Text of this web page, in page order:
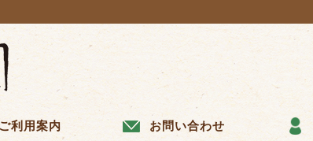
利用案内 お問い合わせ